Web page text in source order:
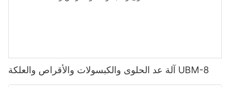
آلة عد الحلوى والكبسولات والأقراص والعلكة UBM-8